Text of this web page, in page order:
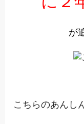
が
こちらのあんし